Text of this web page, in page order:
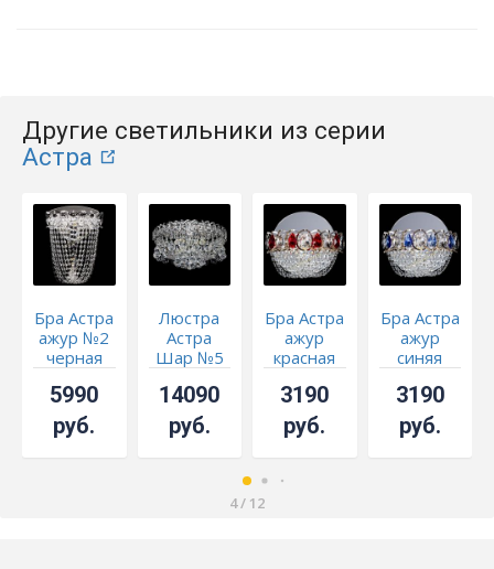
Другие светильники из серии
Астра
Бра Астра
ажур №2
черная
5990
руб.
Люстра
Астра
Шар №5
14090
руб.
Бра Астра
ажур
красная
3190
руб.
Бра Астра
ажур
синяя
3190
руб.
4/ 12